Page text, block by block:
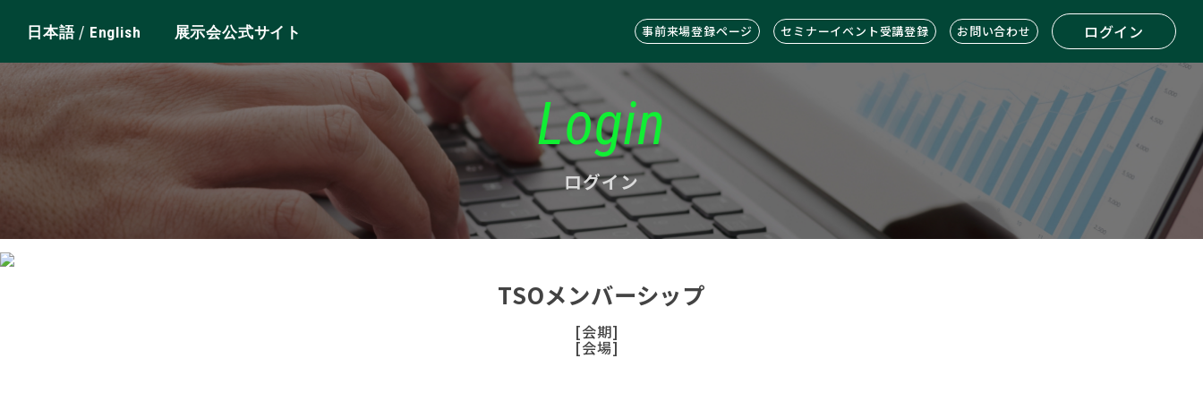
日本語/ English 展示会公式サイト 事前来場登録ページ セミナーイベント受講登録 お問い合わせ ログイン
Login
ログイン
TSOメンバーシップ
[会期]
[会場]